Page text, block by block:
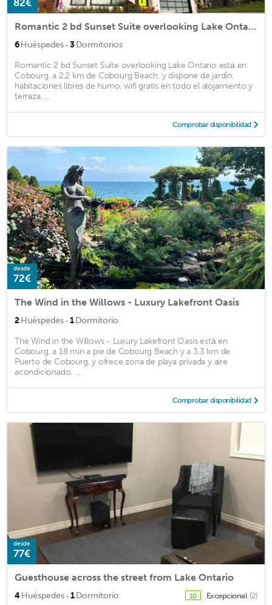
82€
Romantic 2 bd Sunset Suite overlooking Lake Ontario
6Huéspedes · 3Dormitorios
Romantic 2 bd Sunset Suite overlooking Lake Ontario está en
Cobourg, a 2,2 km de Cobourg Beach, y dispone de jardín,
habitaciones libres de humo, wifi gratis en todo el alojamiento y
terraza. ...
Comprobar disponibilidad
desde
72€
The Wind in the Willows - Luxury Lakefront Oasis
2Huéspedes · 1Dormitorio
The Wind in the Willows - Luxury Lakefront Oasis está en
Cobourg, a 18 min a pie de Cobourg Beach y a 3,3 km de
Puerto de Cobourg, y ofrece zona de playa privada y aire
acondicionado. ...
Comprobar disponibilidad
desde
77€
Guesthouse across the street from Lake Ontario
4Huéspedes · 1Dormitorio 10 Excepcional (2)